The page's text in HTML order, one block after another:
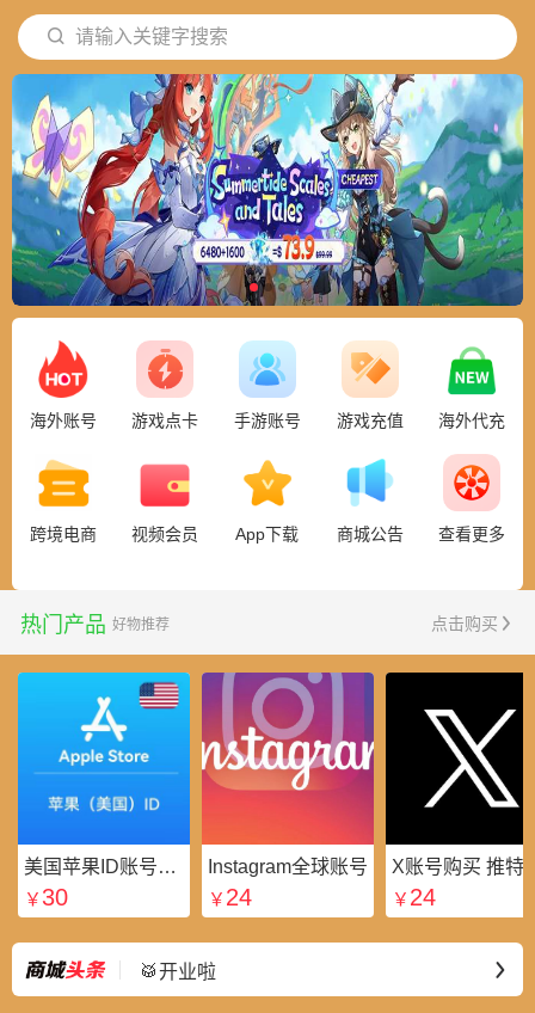
请输入关键字搜索
海外账号 游戏点卡 手游账号 游戏充值 海外代充
跨境电商 视频会员 App下载 商城公告 查看更多
热门产品 好物推荐 点击购买
美国苹果ID账号_美区Apple ID账号_外国苹果ID账号购买批发平台
￥ 30
Instagram全球账号
￥ 24
￥ 24
最新 ⭐好礼不断
🥁开业啦